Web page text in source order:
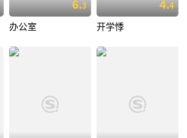
6.3
办公室
4.4
开学悸